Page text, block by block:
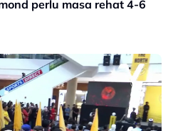
perlu masa rehat 4-6